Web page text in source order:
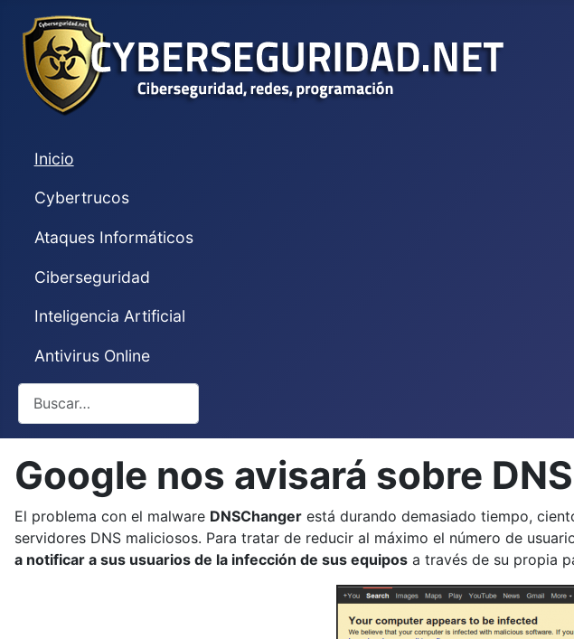
Inicio
Cybertrucos
Ataques Informáticos
Ciberseguridad
Inteligencia Artificial
Antivirus Online
Buscar
Google nos avisará sobre
El problema con el malware DNSChanger está durando demasiado tiempo,
servidores DNS maliciosos. Para tratar de reducir al máximo el número de
a notificar a sus usuarios de la infección de sus equipos a través de su propia